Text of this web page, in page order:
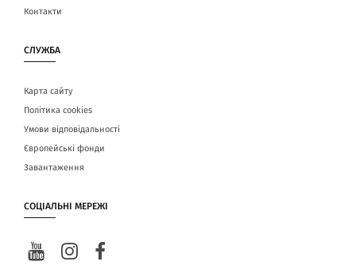
Контакти
СЛУЖБА
Карта сайту
Політика cookies
Умови відповідальності
Європейські фонди
Завантаження
СОЦІАЛЬНІ МЕРЕЖІ